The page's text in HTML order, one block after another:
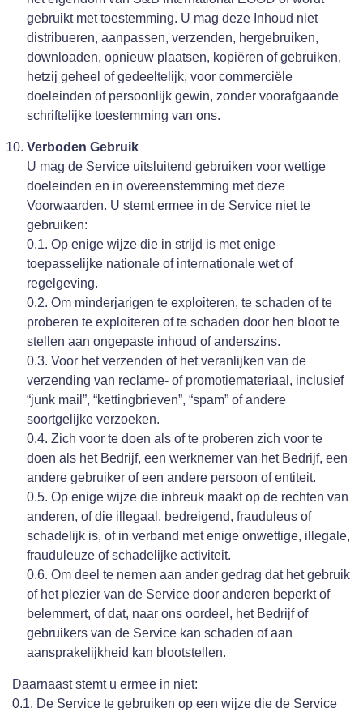
gebruikt met toestemming. U mag deze Inhoud niet
distribueren, aanpassen, verzenden, hergebruiken,
downloaden, opnieuw plaatsen, kopiëren of gebruiken,
hetzij geheel of gedeeltelijk, voor commerciële
doeleinden of persoonlijk gewin, zonder voorafgaande
schriftelijke toestemming van ons.
Verboden Gebruik
U mag de Service uitsluitend gebruiken voor wettige
doeleinden en in overeenstemming met deze
Voorwaarden. U stemt ermee in de Service niet te
gebruiken:
0.1. Op enige wijze die in strijd is met enige
toepasselijke nationale of internationale wet of
regelgeving.
0.2. Om minderjarigen te exploiteren, te schaden of te
proberen te exploiteren of te schaden door hen bloot te
stellen aan ongepaste inhoud of anderszins.
0.3. Voor het verzenden of het veranlijken van de
verzending van reclame- of promotiemateriaal, inclusief
“junk mail”, “kettingbrieven”, “spam” of andere
soortgelijke verzoeken.
0.4. Zich voor te doen als of te proberen zich voor te
doen als het Bedrijf, een werknemer van het Bedrijf, een
andere gebruiker of een andere persoon of entiteit.
0.5. Op enige wijze die inbreuk maakt op de rechten van
anderen, of die illegaal, bedreigend, frauduleus of
schadelijk is, of in verband met enige onwettige, illegale,
frauduleuze of schadelijke activiteit.
0.6. Om deel te nemen aan ander gedrag dat het gebruik
of het plezier van de Service door anderen beperkt of
belemmert, of dat, naar ons oordeel, het Bedrijf of
gebruikers van de Service kan schaden of aan
aansprakelijkheid kan blootstellen.
Daarnaast stemt u ermee in niet:
0.1. De Service te gebruiken op een wijze die de Service